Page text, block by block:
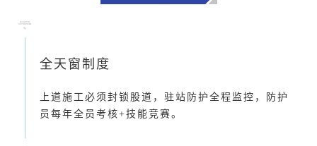
全天窗制度
上道施工必须封锁股道，驻站防护全程监控，防护
员每年全员考核+技能竞赛。